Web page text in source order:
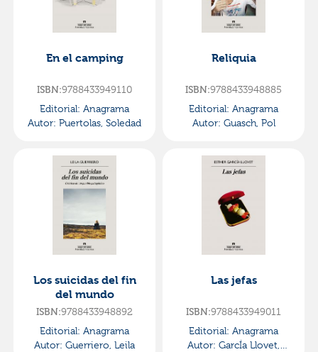
En el camping
ISBN:9788433949110
Editorial: Anagrama
Autor: Puertolas, Soledad
Reliquia
ISBN:9788433948885
Editorial: Anagrama
Autor: Guasch, Pol
Los suicidas del fin
del mundo
ISBN:9788433948892
Editorial: Anagrama
Autor: Guerriero, Leila
Las jefas
ISBN:9788433949011
Editorial: Anagrama
Autor: GarcÍa Llovet,